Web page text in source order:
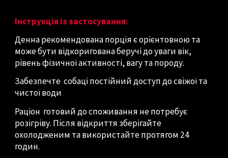
Інструкція із застосування:
Денна рекомендована порція є орієнтовною та
може бути відкоригована беручі до уваги вік,
рівень фізичної активності, вагу та породу.
Забезпечте собаці постійний доступ до свіжої та
чистої води
Раціон готовий до споживання не потребує
розігріву. Після відкриття зберігайте
охолодженим та використайте протягом 24
годин.